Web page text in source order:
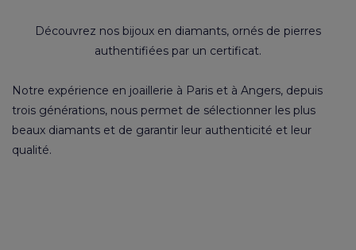
Découvrez nos bijoux en diamants, ornés de pierres
authentifiées par un certificat.
Notre expérience en joaillerie à Paris et à Angers, depuis
trois générations, nous permet de sélectionner les plus
beaux diamants et de garantir leur authenticité et leur
qualité.